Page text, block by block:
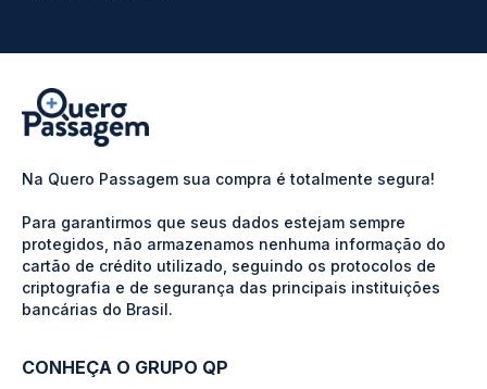
Na Quero Passagem sua compra é totalmente segura!
Para garantirmos que seus dados estejam sempre
protegidos, não armazenamos nenhuma informação do
cartão de crédito utilizado, seguindo os protocolos de
criptografia e de segurança das principais instituições
bancárias do Brasil.
CONHEÇA O GRUPO QP